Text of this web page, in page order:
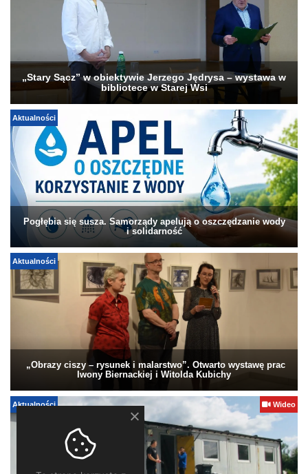
„Stary Sącz” w obiektywie Jerzego Jędrysa – wystawa w
bibliotece w Starej Wsi
Aktualności
Pogłębia się susza. Samorządy apelują o oszczędzanie wody
i solidarność
Aktualności
„Obrazy ciszy – rysunek i malarstwo”. Otwarto wystawę prac
Iwony Biernackiej i Witolda Kubichy
Aktualności Wideo